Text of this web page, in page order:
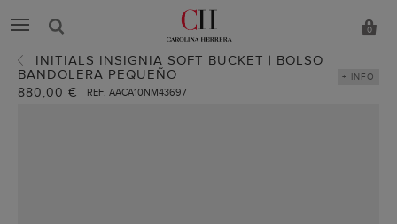
0
INITIALS INSIGNIA SOFT BUCKET | BOLSO
BANDOLERA PEQUEÑO
880,00 € REF. AACA10NM43697
+ INFO